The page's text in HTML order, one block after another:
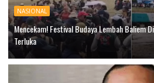
NASIONAL
Mencekam! Festival Budaya Lembah Baliem
Terluka